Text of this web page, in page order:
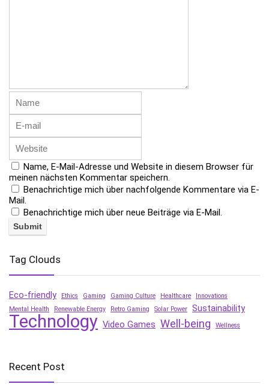
Name, E-Mail-Adresse und Website in diesem Browser für
meinen nächsten Kommentar speichern.
Benachrichtige mich über nachfolgende Kommentare via E-
Mail.
Benachrichtige mich über neue Beiträge via E-Mail.
Tag Clouds
Eco-friendly Ethics Gaming Gaming Culture Healthcare
Innovations
Mental Health
Renewable Energy Retro Gaming Solar Power Sustainability
Technology Video Games Well-being Wellness
Recent Post